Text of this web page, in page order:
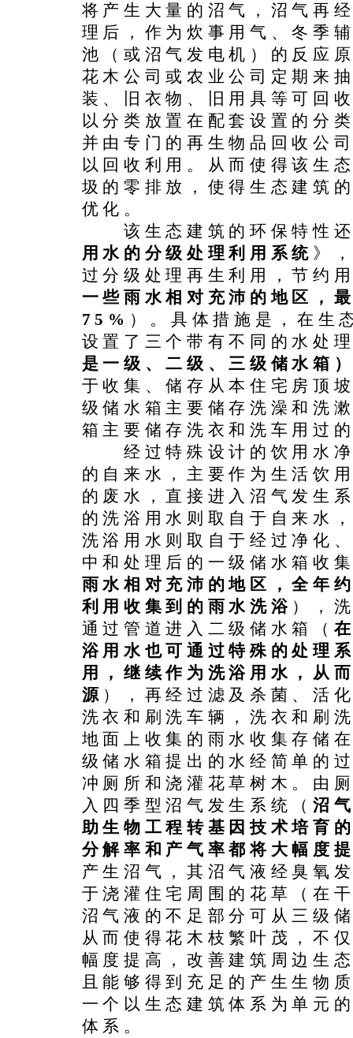
将产生大量的沼气，沼气再
理后，作为炊事用气、冬季
池（或沼气发电机）的反应
花木公司或农业公司定期来
装、旧衣物、旧用具等可回
以分类放置在配套设置的分
并由专门的再生物品回收公
以回收利用。从而使得该生
圾的零排放，使得生态建筑
优化。
该生态建筑的环保特性还
用水的分级处理利用系统 》
过分级处理再生利用，节约
一些雨水相对充沛的地区，
75% ）。具体措施是，在生
设置了三个带有不同的水处
是一级、二级、三级储水箱
于收集、储存从本住宅房顶
级储水箱主要储存洗澡和洗
箱主要储存洗衣和洗车用过
经过特殊设计的饮用水净
的自来水，主要作为生活饮
的废水，直接进入沼气发生
的洗浴用水则取自于自来水
洗浴用水则取自于经过净化
中和处理后的一级储水箱收
雨水相对充沛的地区，全年
利用收集到的雨水洗浴 ），
通过管道进入二级储水箱（
浴用水也可通过特殊的处理
用，继续作为洗浴用水，从
源 ），再经过滤及杀菌、活
洗衣和刷洗车辆，洗衣和刷
地面上收集的雨水收集存储
级储水箱提出的水经简单的
冲厕所和浇灌花草树木。由
入四季型沼气发生系统（ 沼
助生物工程转基因技术培育
分解率和产气率都将大幅度
产生沼气，其沼气液经臭氧
于浇灌住宅周围的花草（在
沼气液的不足部分可从三级
从而使得花木枝繁叶茂，不
幅度提高，改善建筑周边生
且能够得到充足的产生生物
一个以生态建筑体系为单元
体系。